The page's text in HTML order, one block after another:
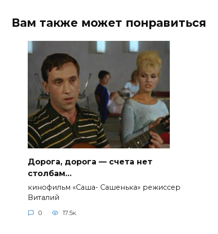
Вам также может понравиться
Дорога, дорога — счета нет
столбам…
кинофильм «Саша- Сашенька» режиссер
Виталий
0 17.5к.